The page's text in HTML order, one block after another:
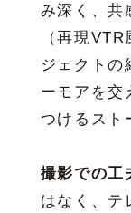
み深く、共
（再現
ジェクトの
ーモアを交
つけるスト
撮影での工
はなく、テ